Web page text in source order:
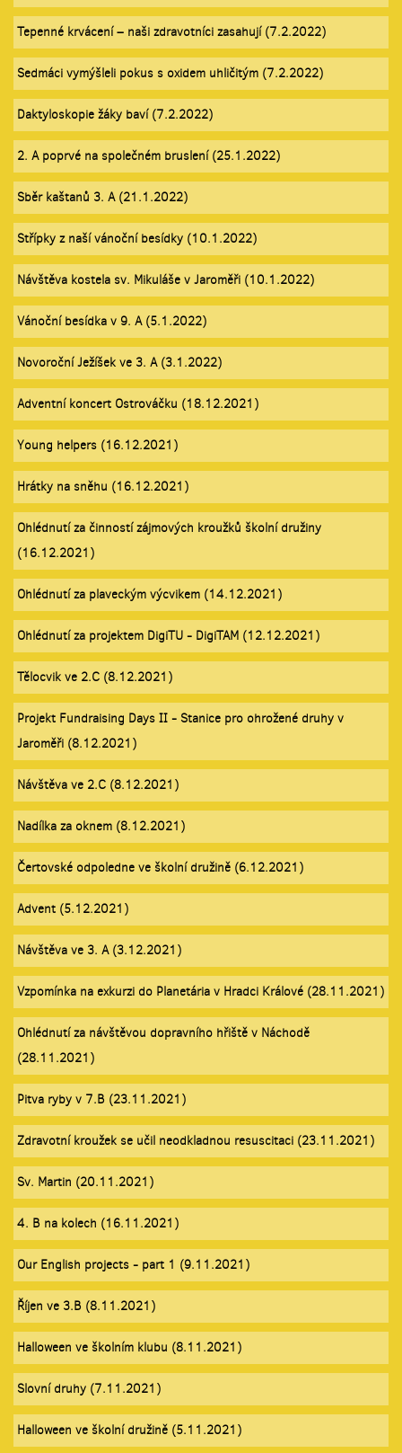
Tepenné krvácení – naši zdravotníci zasahují (7.2.2022)
Sedmáci vymýšleli pokus s oxidem uhličitým (7.2.2022)
Daktyloskopie žáky baví (7.2.2022)
2. A poprvé na společném bruslení (25.1.2022)
Sběr kaštanů 3. A (21.1.2022)
Střípky z naší vánoční besídky (10.1.2022)
Návštěva kostela sv. Mikuláše v Jaroměři (10.1.2022)
Vánoční besídka v 9. A (5.1.2022)
Novoroční Ježíšek ve 3. A (3.1.2022)
Adventní koncert Ostrováčku (18.12.2021)
Young helpers (16.12.2021)
Hrátky na sněhu (16.12.2021)
Ohlédnutí za činností zájmových kroužků školní družiny
(16.12.2021)
Ohlédnutí za plaveckým výcvikem (14.12.2021)
Ohlédnutí za projektem DigiTU - DigiTAM (12.12.2021)
Tělocvik ve 2.C (8.12.2021)
Projekt Fundraising Days II - Stanice pro ohrožené druhy v
Jaroměři (8.12.2021)
Návštěva ve 2.C (8.12.2021)
Nadílka za oknem (8.12.2021)
Čertovské odpoledne ve školní družině (6.12.2021)
Advent (5.12.2021)
Návštěva ve 3. A (3.12.2021)
Vzpomínka na exkurzi do Planetária v Hradci Králové (28.11.2021)
Ohlédnutí za návštěvou dopravního hřiště v Náchodě
(28.11.2021)
Pitva ryby v 7.B (23.11.2021)
Zdravotní kroužek se učil neodkladnou resuscitaci (23.11.2021)
Sv. Martin (20.11.2021)
4. B na kolech (16.11.2021)
Our English projects - part 1 (9.11.2021)
Říjen ve 3.B (8.11.2021)
Halloween ve školním klubu (8.11.2021)
Slovní druhy (7.11.2021)
Halloween ve školní družině (5.11.2021)